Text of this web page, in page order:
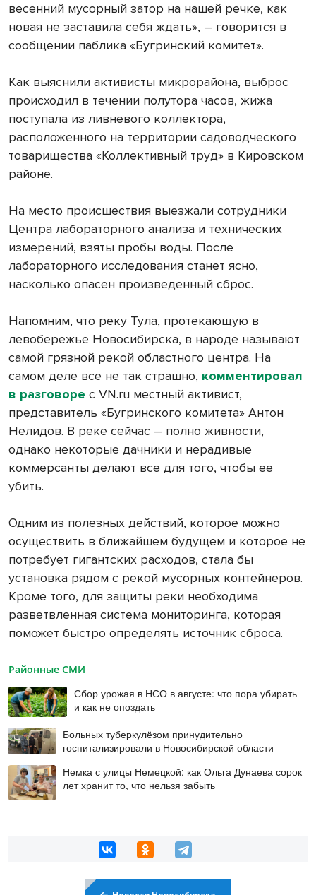
весенний мусорный затор на нашей речке, как
новая не заставила себя ждать», – говорится в
сообщении паблика «Бугринский комитет».
Как выяснили активисты микрорайона, выброс
происходил в течении полутора часов, жижа
поступала из ливневого коллектора,
расположенного на территории садоводческого
товарищества «Коллективный труд» в Кировском
районе.
На место происшествия выезжали сотрудники
Центра лабораторного анализа и технических
измерений, взяты пробы воды. После
лабораторного исследования станет ясно,
насколько опасен произведенный сброс.
Напомним, что реку Тула, протекающую в
левобережье Новосибирска, в народе называют
самой грязной рекой областного центра. На
самом деле все не так страшно, комментировал
в разговоре с VN.ru местный активист,
представитель «Бугринского комитета» Антон
Нелидов. В реке сейчас – полно живности,
однако некоторые дачники и нерадивые
коммерсанты делают все для того, чтобы ее
убить.
Одним из полезных действий, которое можно
осуществить в ближайшем будущем и которое не
потребует гигантских расходов, стала бы
установка рядом с рекой мусорных контейнеров.
Кроме того, для защиты реки необходима
разветвленная система мониторинга, которая
поможет быстро определять источник сброса.
Районные СМИ
Сбор урожая в НСО в августе: что пора убирать
и как не опоздать
Больных туберкулёзом принудительно
госпитализировали в Новосибирской области
Немка с улицы Немецкой: как Ольга Дунаева сорок
лет хранит то, что нельзя забыть